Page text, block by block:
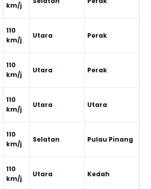
km/j
110
km/j
Utara Perak
110
km/j
Utara Perak
110
km/j
Utara Utara
110
km/j
Selatan Pulau Pinang
110
km/j
Utara Kedah